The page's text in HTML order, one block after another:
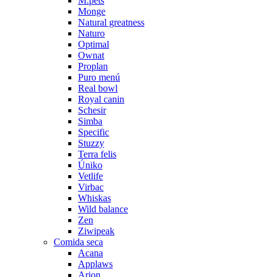
Monge
Natural greatness
Naturo
Optimal
Ownat
Proplan
Puro menú
Real bowl
Royal canin
Schesir
Simba
Specific
Stuzzy
Terra felis
Úniko
Vetlife
Virbac
Whiskas
Wild balance
Zen
Ziwipeak
Comida seca
Acana
Applaws
Arion